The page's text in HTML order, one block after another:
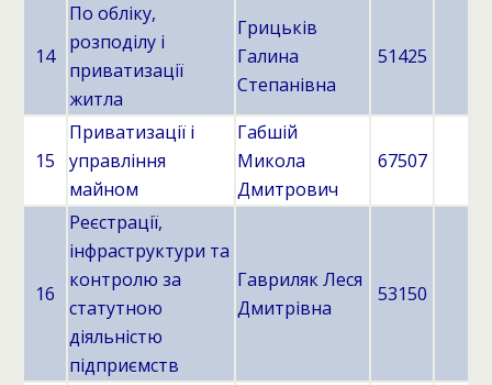
14
По обліку,
розподілу і
приватизації
житла
Грицьків
Галина
Степанівна
51425
15
Приватизації і
управління
майном
Габшій
Микола
Дмитрович
67507
16
Реєстрації,
інфраструктури та
контролю за
статутною
діяльністю
підприємств
Гавриляк Леся
Дмитрівна
53150